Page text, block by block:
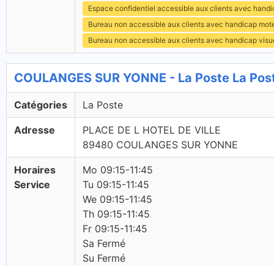
Espace confidentiel accessible aux clients avec
Bureau non accessible aux clients avec handicap
Bureau non accessible aux clients avec handicap
COULANGES SUR YONNE - La Poste La
Catégories La Poste
Adresse
PLACE DE L HOTEL DE VILLE
89480 COULANGES SUR YONNE
Horaires
Service
Mo 09:15-11:45
Tu 09:15-11:45
We 09:15-11:45
Th 09:15-11:45
Fr 09:15-11:45
Sa Fermé
Su Fermé